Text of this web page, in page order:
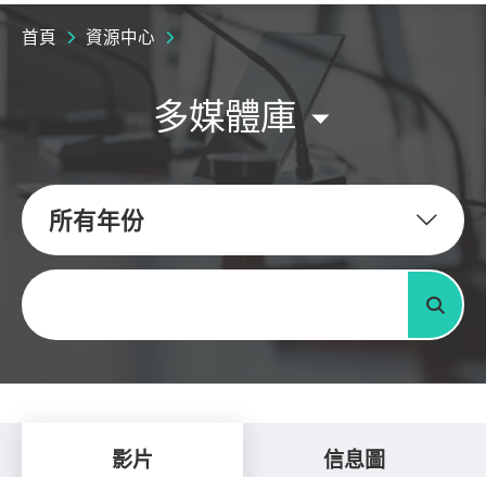
首頁 資源中心
多媒體庫
所有年份
關鍵字
搜尋
影片 信息圖